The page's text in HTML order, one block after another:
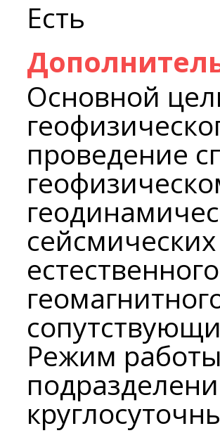
Есть
Основной
проведение
Режим